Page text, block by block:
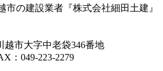
市の建設業者『株式会社細田土建』
市大字中老袋346番地
：049-223-2279